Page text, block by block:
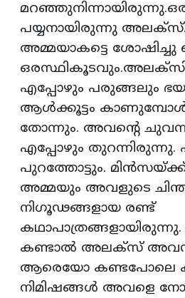
പയ്യനായിരുന്നു
അമ്മയാകട്ടെ
എപ്പോഴും പരുങ്ങലും
ആൾക്കൂട്ടം
തോന്നും. അവന്റെ
എപ്പോഴും തുറന്നിരുന്നു.
പുറത്തോട്ടും.
അമ്മയും അവളുടെ
നിഗൂഢങ്ങളായ രണ്ട്
കണ്ടാൽ അലക്സ് അവൻ
ആരെയോ കണ്ടപോലെ
നിമിഷങ്ങൾ അവളെ